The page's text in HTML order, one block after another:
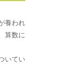
養われ
算数に
いてい